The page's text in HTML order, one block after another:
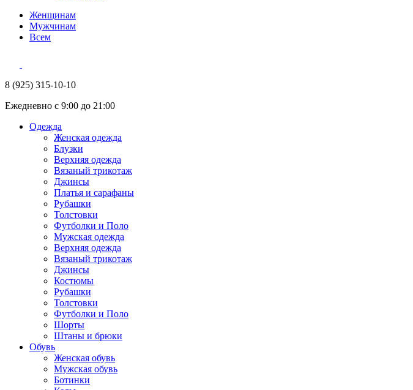
Женщинам
Мужчинам
Всем
8 (925) 315-10-10
Ежедневно с 9:00 до 21:00
Одежда
Женская одежда
Блузки
Верхняя одежда
Вязаный трикотаж
Джинсы
Платья и сарафаны
Рубашки
Толстовки
Футболки и Поло
Мужская одежда
Верхняя одежда
Вязаный трикотаж
Джинсы
Костюмы
Рубашки
Толстовки
Футболки и Поло
Шорты
Штаны и брюки
Обувь
Женская обувь
Мужская обувь
Ботинки